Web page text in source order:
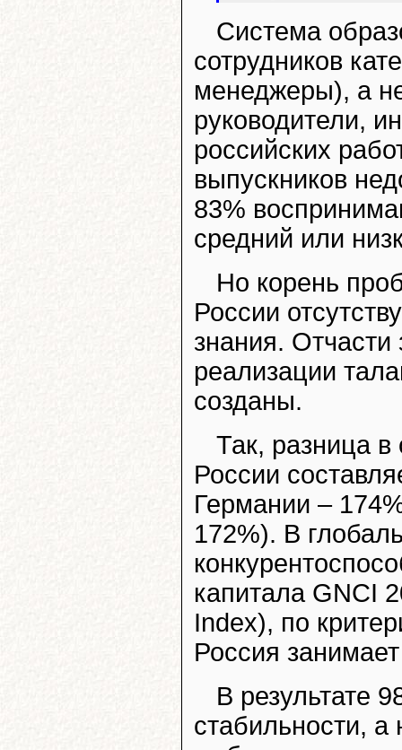
Система
сотрудников
менеджеры), а
руководители,
российских
выпускников
83%
средний или
Но корень
России
знания. Отчасти
реализации
созданы.
Так, разница в
России
Германии –
172%). В
капитала GNCI
Index), по
Россия
В результате
стабильности,